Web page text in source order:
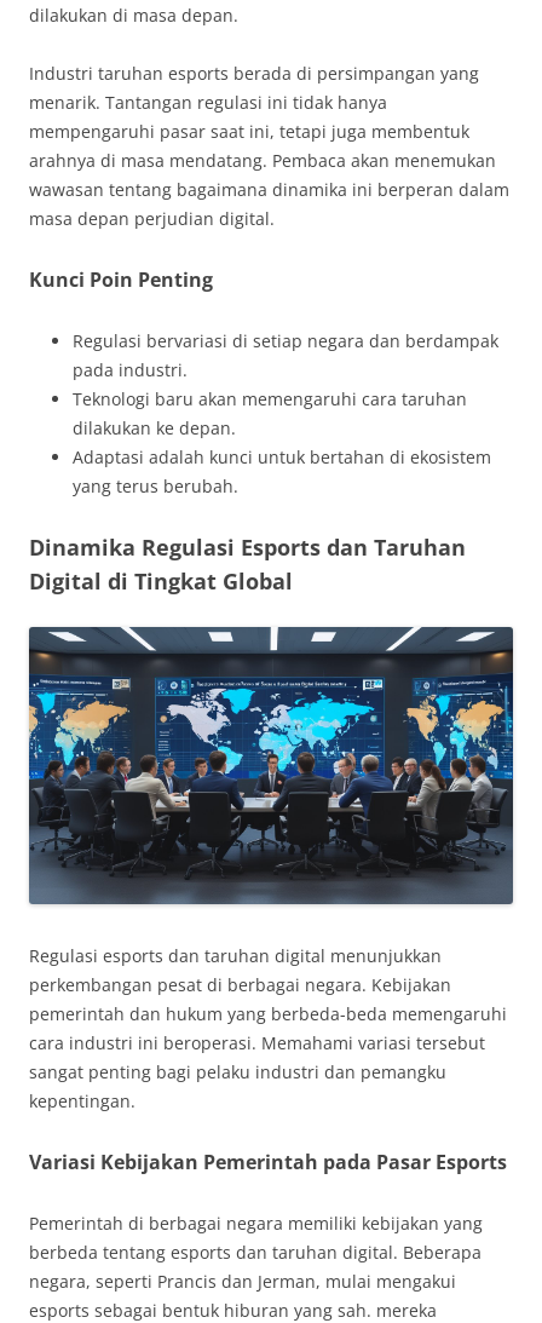
dilakukan di masa depan.
Industri taruhan esports berada di persimpangan yang
menarik. Tantangan regulasi ini tidak hanya
mempengaruhi pasar saat ini, tetapi juga membentuk
arahnya di masa mendatang. Pembaca akan menemukan
wawasan tentang bagaimana dinamika ini berperan dalam
masa depan perjudian digital.
Kunci Poin Penting
Regulasi bervariasi di setiap negara dan berdampak
pada industri.
Teknologi baru akan memengaruhi cara taruhan
dilakukan ke depan.
Adaptasi adalah kunci untuk bertahan di ekosistem
yang terus berubah.
Dinamika Regulasi Esports dan Taruhan
Digital di Tingkat Global
Regulasi esports dan taruhan digital menunjukkan
perkembangan pesat di berbagai negara. Kebijakan
pemerintah dan hukum yang berbeda-beda memengaruhi
cara industri ini beroperasi. Memahami variasi tersebut
sangat penting bagi pelaku industri dan pemangku
kepentingan.
Variasi Kebijakan Pemerintah pada Pasar Esports
Pemerintah di berbagai negara memiliki kebijakan yang
berbeda tentang esports dan taruhan digital. Beberapa
negara, seperti Prancis dan Jerman, mulai mengakui
esports sebagai bentuk hiburan yang sah. mereka